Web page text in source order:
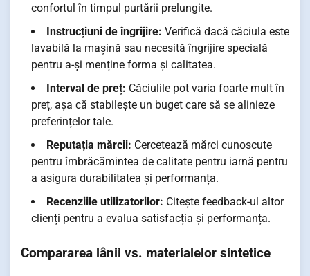
confortul în timpul purtării prelungite.
Instrucțiuni de îngrijire: Verifică dacă căciula este
lavabilă la mașină sau necesită îngrijire specială
pentru a-și menține forma și calitatea.
Interval de preț: Căciulile pot varia foarte mult în
preț, așa că stabilește un buget care să se alinieze
preferințelor tale.
Reputația mărcii: Cercetează mărci cunoscute
pentru îmbrăcămintea de calitate pentru iarnă pentru
a asigura durabilitatea și performanța.
Recenziile utilizatorilor: Citește feedback-ul altor
clienți pentru a evalua satisfacția și performanța.
Compararea lânii vs. materialelor sintetice